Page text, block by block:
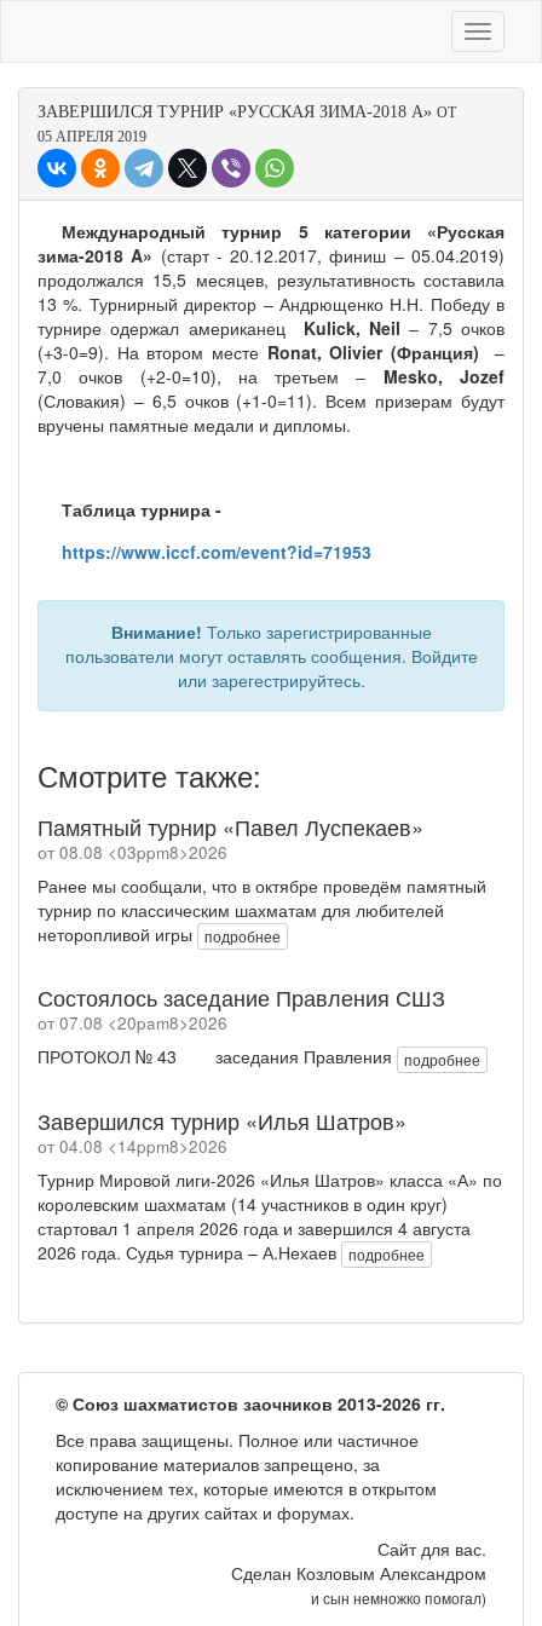
ЗАВЕРШИЛCЯ ТУРНИР «РУССКАЯ ЗИМА-2018 A» ОТ
05 АПРЕЛЯ 2019
Международный турнир 5 категории «Русская
зима-2018A» (старт - 20.12.2017, финиш – 05.04.2019)
продолжался 15,5 месяцев, результативность составила
13 %. Турнирный директор – Андрющенко Н.Н. Победу в
турнире одержал американец
Kulick, Neil – 7,5 очков
(+3-0=9). На втором месте Ronat, Olivier(Франция)
–
7,0 очков (+2-0=10), на третьем – Mesko, Jozef
(Словакия) – 6,5 очков (+1-0=11). Всем призерам будут
вручены памятные медали и дипломы.
Таблица турнира -
https://www.iccf.com/event?id=71953
Внимание! Только зарегистрированные
пользователи могут оставлять сообщения. Войдите
или зарегестрируйтесь.
Смотрите также:
Памятный турнир «Павел Луспекаев»
от 08.08 <03ppm8>2026
Ранее мы сообщали, что в октябре проведём памятный
турнир по классическим шахматам для любителей
неторопливой игры
подробнее
Состоялось заседание Правления СШЗ
от 07.08 <20pam8>2026
ПРОТОКОЛ № 43 заседания Правления подробнее
Завершился турнир «Илья Шатров»
от 04.08 <14ppm8>2026
Турнир Мировой лиги-2026 «Илья Шатров» класса «А» по
королевским шахматам (14 участников в один круг)
стартовал 1 апреля 2026 года и завершился 4 августа
2026 года. Судья турнира – А.Нехаев подробнее
© Союз шахматистов заочников 2013-2026 гг.
Все права защищены. Полное или частичное
копирование материалов запрещено, за
исключением тех, которые имеются в открытом
доступе на других сайтах и форумах.
Сайт для вас.
Сделан Козловым Александром
и сын немножко помогал)